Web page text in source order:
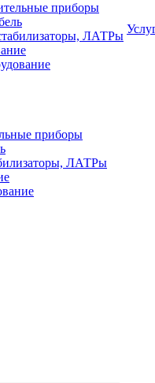
приборы
ЛАТРы
приборы
ЛАТРы